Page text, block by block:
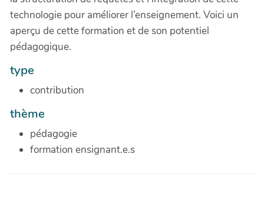
technologie pour améliorer l’enseignement. Voici un
aperçu de cette formation et de son potentiel
pédagogique.
type
contribution
thème
pédagogie
formation ensignant.e.s